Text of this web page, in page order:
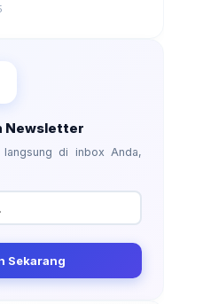
Newsletter
di inbox Anda,
Sekarang